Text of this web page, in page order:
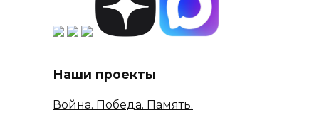
Наши проекты
Война. Победа. Память.